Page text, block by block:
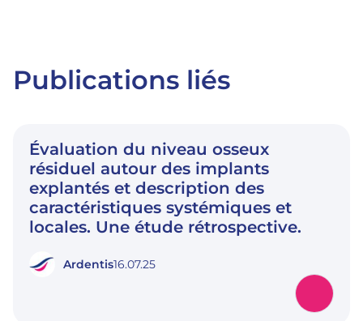
Publications liés
Évaluation du niveau osseux
résiduel autour des implants
explantés et description des
caractéristiques systémiques et
locales. Une étude rétrospective.
Ardentis16.07.25